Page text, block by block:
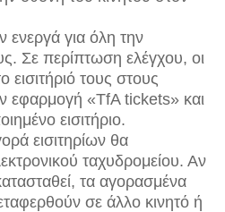
ενεργά για όλη την
Σε περίπτωση ελέγχου, οι
εισιτήριό τους στους
εφαρμογή «TfA tickets» και
εισιτήριο.
εισιτηρίων θα
ταχυδρομείου. Αν
τα αγορασμένα
σε άλλο κινητό ή